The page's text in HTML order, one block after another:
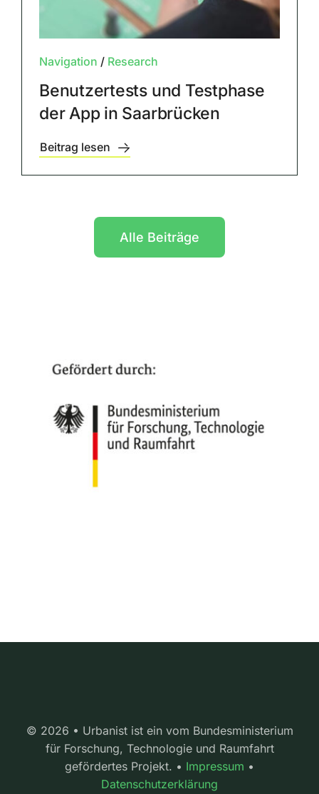
Navigation / Research
Benutzertests und Testphase
der App in Saarbrücken
Beitrag lesen
Alle Beiträge
© 2026 • Urbanist ist ein vom Bundesministerium
für Forschung, Technologie und Raumfahrt
gefördertes Projekt. • Impressum •
Datenschutzerklärung